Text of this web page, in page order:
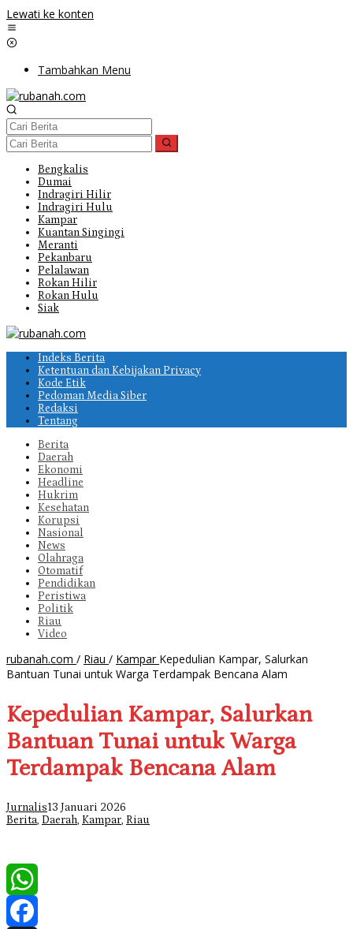
Lewati ke konten
Tambahkan Menu
Bengkalis
Dumai
Indragiri Hilir
Indragiri Hulu
Kampar
Kuantan Singingi
Meranti
Pekanbaru
Pelalawan
Rokan Hilir
Rokan Hulu
Siak
Indeks Berita
Ketentuan dan Kebijakan Privacy
Kode Etik
Pedoman Media Siber
Redaksi
Tentang
Berita
Daerah
Ekonomi
Headline
Hukrim
Kesehatan
Korupsi
Nasional
News
Olahraga
Otomatif
Pendidikan
Peristiwa
Politik
Riau
Video
rubanah.com / Riau / Kampar Kepedulian Kampar, Salurkan
Bantuan Tunai untuk Warga Terdampak Bencana Alam
Kepedulian Kampar, Salurkan
Bantuan Tunai untuk Warga
Terdampak Bencana Alam
Jurnalis13 Januari 2026
Berita, Daerah, Kampar, Riau
WhatsApp